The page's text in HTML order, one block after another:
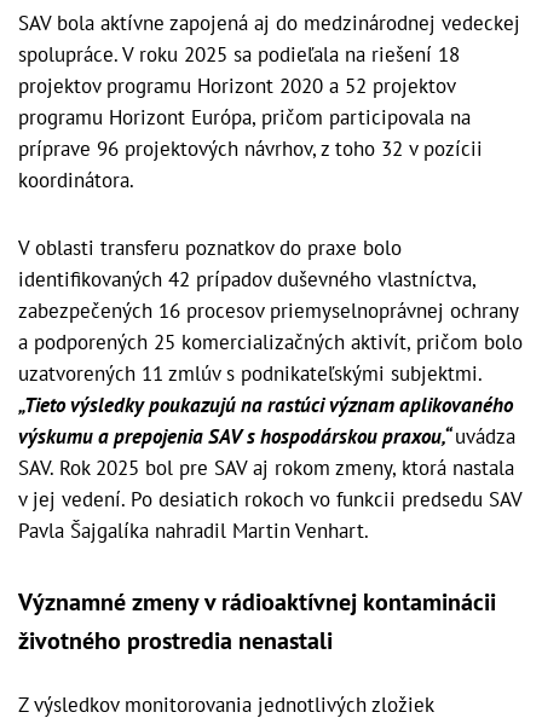
SAV bola aktívne zapojená aj do medzinárodnej vedeckej
spolupráce. V roku 2025 sa podieľala na riešení 18
projektov programu Horizont 2020 a 52 projektov
programu Horizont Európa, pričom participovala na
príprave 96 projektových návrhov, z toho 32 v pozícii
koordinátora.
V oblasti transferu poznatkov do praxe bolo
identifikovaných 42 prípadov duševného vlastníctva,
zabezpečených 16 procesov priemyselnoprávnej ochrany
a podporených 25 komercializačných aktivít, pričom bolo
uzatvorených 11 zmlúv s podnikateľskými subjektmi.
„Tieto výsledky poukazujú na rastúci význam aplikovaného
výskumu a prepojenia SAV s hospodárskou praxou,“uvádza
SAV. Rok 2025 bol pre SAV aj rokom zmeny, ktorá nastala
v jej vedení. Po desiatich rokoch vo funkcii predsedu SAV
Pavla Šajgalíka nahradil Martin Venhart.
Významné zmeny v rádioaktívnej kontaminácii
životného prostredia nenastali
Z výsledkov monitorovania jednotlivých zložiek